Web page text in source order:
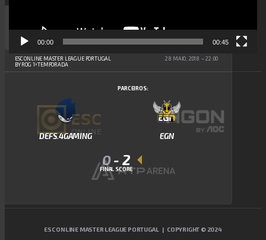
RECAP
ESC ONLINE MASTER LEAGUE PORTUGAL
BY ROG 1ª TEMPORADA
28 MAIO, 2018 22:00
DEFS.4GAMING EGN
0- 2
FINAL SCORE
00:00 00:45
PARCEIROS:
ESC ONLINE MASTER LEAGUE PORTUGAL | COPYRIGHT © 2024